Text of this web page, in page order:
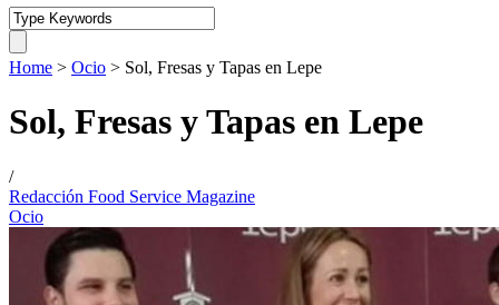
Home > Ocio > Sol, Fresas y Tapas en Lepe
Sol, Fresas y Tapas en Lepe
/
Redacción Food Service Magazine
Ocio